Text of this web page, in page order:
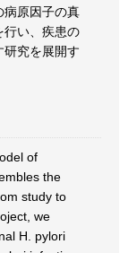
病原因子の真
行い、疾患の
究を展開す
of
the
study to
we
H. pylori